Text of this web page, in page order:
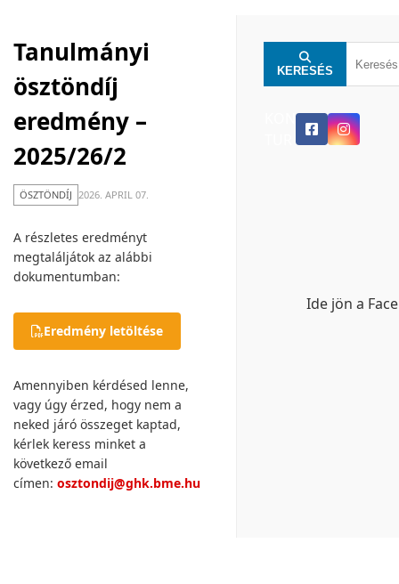
Tanulmányi
ösztöndíj
eredmény –
2025/26/2
ÖSZTÖNDÍJ 2026. APRIL 07.
A részletes eredményt
megtaláljátok az alábbi
dokumentumban:
Eredmény letöltése
Amennyiben kérdésed lenne,
vagy úgy érzed, hogy nem a
neked járó összeget kaptad,
kérlek keress minket a
következő email
címen: osztondij@ghk.bme.hu
KERESÉS
Ide jön a